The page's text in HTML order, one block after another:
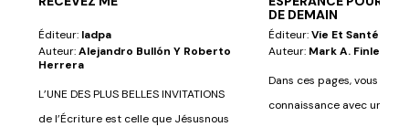
Éditeur: Iadpa
Auteur:Alejandro Bullón Y Roberto
Herrera
L’UNE DES PLUS BELLES INVITATIONS
de l’Écriture est celle que Jésusnous
DE DEMAIN
Éditeur:Vie Et Santé
Auteur: Mark A. Finley
Dans ces pages, vous ferez
connaissance avec un